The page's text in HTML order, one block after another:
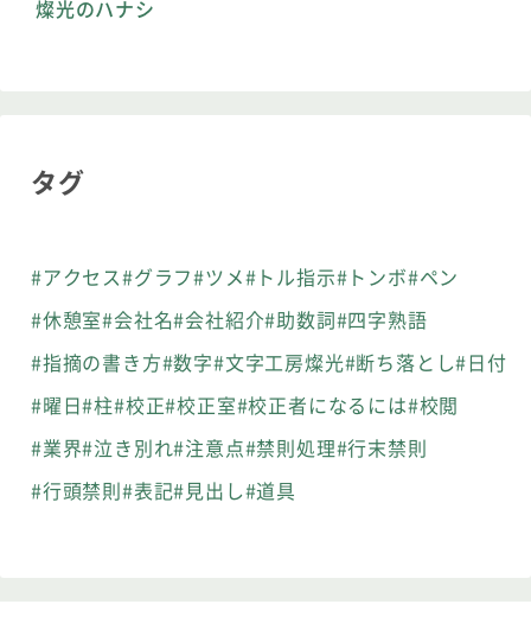
燦光のハナシ
タグ
#アクセス#グラフ#ツメ#トル指示#トンボ#ペン
#休憩室#会社名#会社紹介#助数詞#四字熟語
#指摘の書き方#数字#文字工房燦光#断ち落とし#日付
#曜日#柱#校正#校正室#校正者になるには#校閲
#業界#泣き別れ#注意点#禁則処理#行末禁則
#行頭禁則#表記#見出し#道具